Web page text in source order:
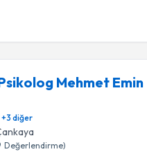
Mehmet Emin
+3 diğer
Değerlendirme)